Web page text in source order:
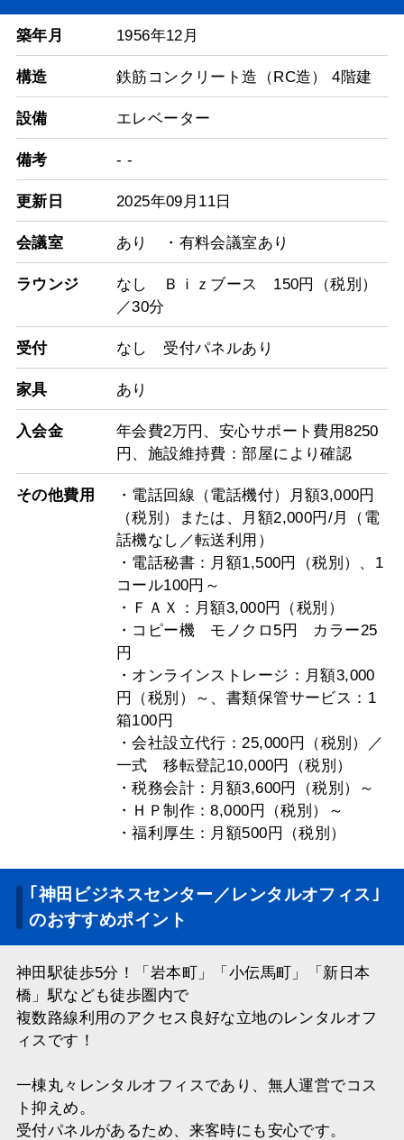
築年月 1956年12月
構造 鉄筋コンクリート造（RC造） 4階建
設備 エレベーター
備考 - -
更新日 2025年09月11日
会議室 あり ・有料会議室あり
ラウンジ
なし Ｂｉｚブース 150円（税別）
／30分
受付 なし 受付パネルあり
家具 あり
入会金
年会費2万円、安心サポート費用8250
円、施設維持費：部屋により確認
その他費用
・電話回線（電話機付）月額3,000円
（税別）または、月額2,000円/月（電
話機なし／転送利用）
・電話秘書：月額1,500円（税別）、1
コール100円～
・ＦＡＸ：月額3,000円（税別）
・コピー機 モノクロ5円 カラー25
円
・オンラインストレージ：月額3,000
円（税別）～、書類保管サービス：1
箱100円
・会社設立代行：25,000円（税別）／
一式 移転登記10,000円（税別）
・税務会計：月額3,600円（税別）～
・ＨＰ制作：8,000円（税別）～
・福利厚生：月額500円（税別）
｢神田ビジネスセンター／レンタルオフィス｣
のおすすめポイント
神田駅徒歩5分！「岩本町」「小伝馬町」「新日本
橋」駅なども徒歩圏内で
複数路線利用のアクセス良好な立地のレンタルオフ
ィスです！
一棟丸々レンタルオフィスであり、無人運営でコス
ト抑えめ。
受付パネルがあるため、来客時にも安心です。